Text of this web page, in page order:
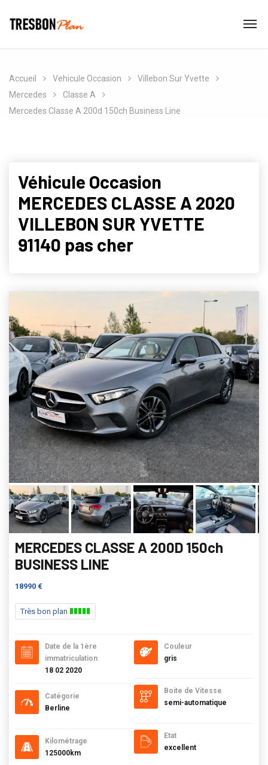
Accueil Vehicule Occasion
Villebon Sur Yvette
Mercedes
Classe A
Mercedes Classe A 200d 150ch Business Line
Véhicule Occasion
MERCEDES CLASSE A 2020
VILLEBON SUR YVETTE
91140 pas cher
MERCEDES CLASSE A 200D 150ch
BUSINESS LINE
18990 €
Très bon plan
Date de la 1ère
immatriculation
18 02 2020
Catégorie
Berline
Kilométrage
125000km
Couleur
gris
Boite de Vitesse
semi-automatique
Etat
excellent